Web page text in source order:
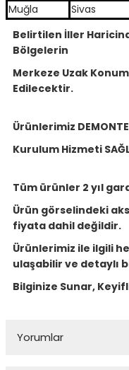
Muğla
Sivas
Belirtilen İller
Bölgelerin
Merkeze Uzak
Edilecektir.
Ürünlerimiz
Kurulum Hizmeti
Tüm ürünler 2 yıl
Ürün görselindeki
fiyata dahil değildir.
Ürünlerimiz ile ilgili
ulaşabilir ve detaylı
Bilginize Sunar,
Yorumlar